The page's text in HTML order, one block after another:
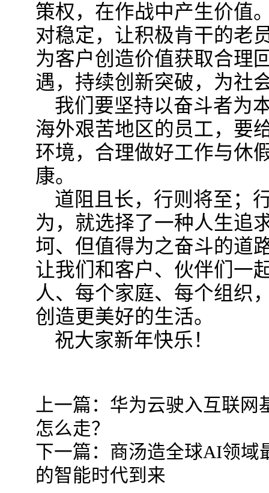
策权，在作战中产生价值
对稳定，让积极肯干的老
为客户创造价值获取合理
遇，持续创新突破，为社
我们要坚持以奋斗者为
海外艰苦地区的员工，要
环境，合理做好工作与休
康。
道阻且长，行则将至；
为，就选择了一种人生追
坷、但值得为之奋斗的道
让我们和客户、伙伴们一
人、每个家庭、每个组织
创造更美好的生活。
祝大家新年快乐！
上一篇： 华为云驶入互联网
怎么走？
下一篇： 商汤造全球AI领域
的智能时代到来